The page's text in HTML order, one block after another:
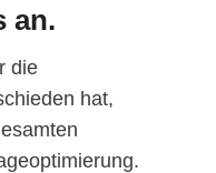
an.
die
hat,